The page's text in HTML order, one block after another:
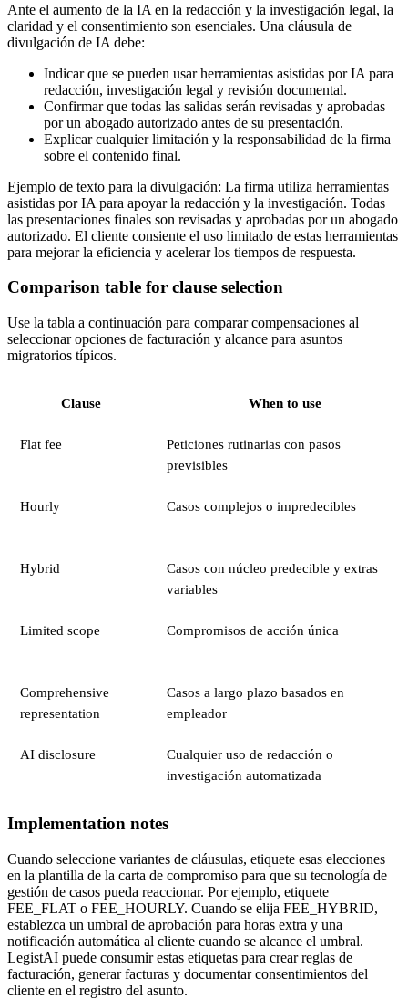
Ante el aumento de la IA en la redacción y la investigación legal, la
claridad y el consentimiento son esenciales. Una cláusula de
divulgación de IA debe:
Indicar que se pueden usar herramientas asistidas por IA para
redacción, investigación legal y revisión documental.
Confirmar que todas las salidas serán revisadas y aprobadas
por un abogado autorizado antes de su presentación.
Explicar cualquier limitación y la responsabilidad de la firma
sobre el contenido final.
Ejemplo de texto para la divulgación: La firma utiliza herramientas
asistidas por IA para apoyar la redacción y la investigación. Todas
las presentaciones finales son revisadas y aprobadas por un abogado
autorizado. El cliente consiente el uso limitado de estas herramientas
para mejorar la eficiencia y acelerar los tiempos de respuesta.
Comparison table for clause selection
Use la tabla a continuación para comparar compensaciones al
seleccionar opciones de facturación y alcance para asuntos
migratorios típicos.
Clause When to use
Flat fee
Peticiones rutinarias con pasos
previsibles
Hourly Casos complejos o impredecibles
Hybrid
Casos con núcleo predecible y extras
variables
Limited scope Compromisos de acción única
Comprehensive
representation
Casos a largo plazo basados en
empleador
AI disclosure
Cualquier uso de redacción o
investigación automatizada
Implementation notes
Cuando seleccione variantes de cláusulas, etiquete esas elecciones
en la plantilla de la carta de compromiso para que su tecnología de
gestión de casos pueda reaccionar. Por ejemplo, etiquete
FEE_FLAT o FEE_HOURLY. Cuando se elija FEE_HYBRID,
establezca un umbral de aprobación para horas extra y una
notificación automática al cliente cuando se alcance el umbral.
LegistAI puede consumir estas etiquetas para crear reglas de
facturación, generar facturas y documentar consentimientos del
cliente en el registro del asunto.